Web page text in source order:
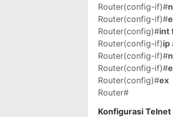
Router(config-if)#
Router(config-if)#
Router(config)#int
Router(config-if)ip
Router(config-if)#
Router(config-if)#
Router(config)#ex
Router#
Konfigurasi